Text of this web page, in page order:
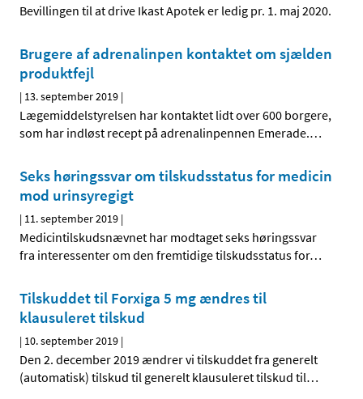
Bevillingen til at drive Ikast Apotek er ledig pr. 1. maj 2020.
Brugere af adrenalinpen kontaktet om sjælden
produktfejl
| 13. september 2019 |
Lægemiddelstyrelsen har kontaktet lidt over 600 borgere,
som har indløst recept på adrenalinpennen Emerade.…
Seks høringssvar om tilskudsstatus for medicin
mod urinsyregigt
| 11. september 2019 |
Medicintilskudsnævnet har modtaget seks høringssvar
fra interessenter om den fremtidige tilskudsstatus for…
Tilskuddet til Forxiga 5 mg ændres til
klausuleret tilskud
| 10. september 2019 |
Den 2. december 2019 ændrer vi tilskuddet fra generelt
(automatisk) tilskud til generelt klausuleret tilskud til…